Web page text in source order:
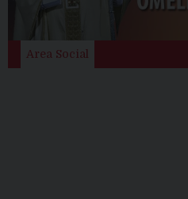
Area Social